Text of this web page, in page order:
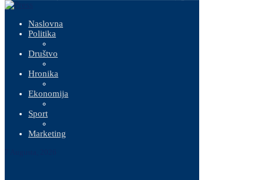
Naslovna
Politika
Društvo
Hronika
Ekonomija
Sport
Marketing